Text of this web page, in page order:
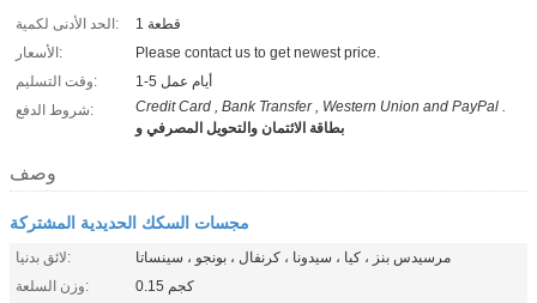
الحد الأدنى لكمية:
1 قطعة
الأسعار:
Please contact us to get newest price.
وقت التسليم:
1-5 أيام عمل
شروط الدفع:
Credit Card , Bank Transfer , Western Union and PayPal .
بطاقة الائتمان والتحويل المصرفي و
وصف
مجسات السكك الحديدية المشتركة
لائق بدنيا:
مرسيدس بنز ، كيا ، سيدونا ، كرنفال ، بونجو ، سينساتا
وزن السلعة:
0.15 كجم